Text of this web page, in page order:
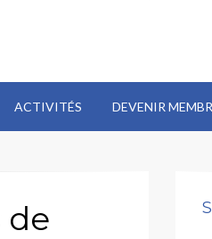
ACTIVITÉS DEVENIR
de